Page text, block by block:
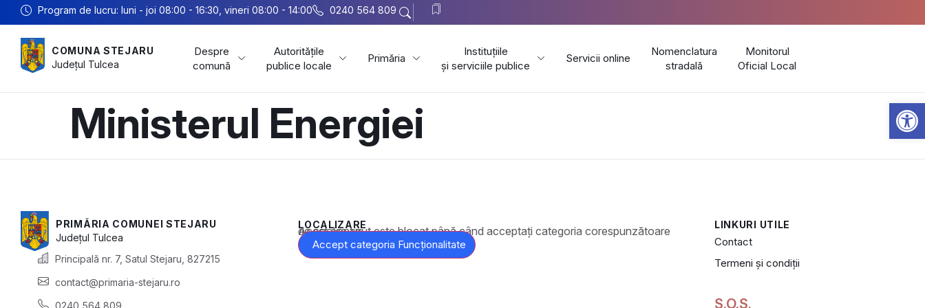
Program de lucru: luni - joi 08:00 - 16:30, vineri 08:00 - 14:00 0240 564 809
COMUNA STEJARU
Județul Tulcea
Despre
comună
Autoritățile
publice locale
Primăria
Instituțiile
și serviciile publice
Servicii online
Nomenclatura
stradală
Monitorul
Oficial Local
Ministerul Energiei
PRIMĂRIA COMUNEI STEJARU
Județul Tulcea
Principală nr. 7, Satul Stejaru, 827215
contact@primaria-stejaru.ro
0240 564 809
LOCALIZARE
Acest conținut este blocat până când acceptați categoria corespunzătoare de cookie-uri.
Accept categoria Funcționalitate
LINKURI UTILE
Contact
Termeni și condiții
S.O.S.